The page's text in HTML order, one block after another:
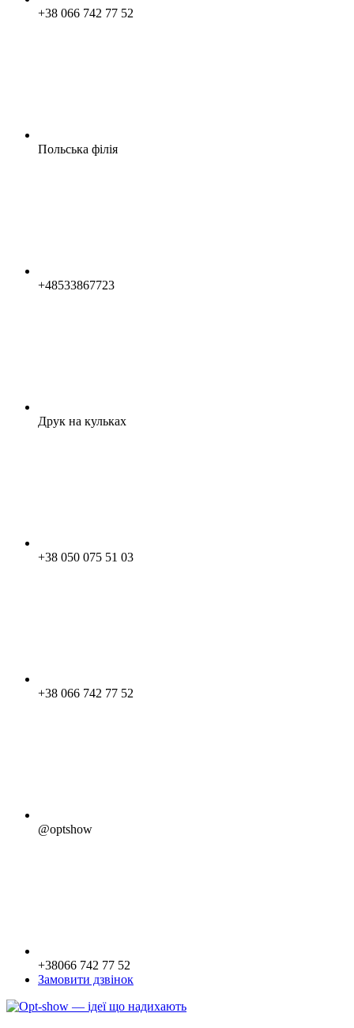
+38 066 742 77 52
Польська філія
+48533867723
Друк на кульках
+38 050 075 51 03
+38 066 742 77 52
@optshow
+38066 742 77 52
Замовити дзвінок